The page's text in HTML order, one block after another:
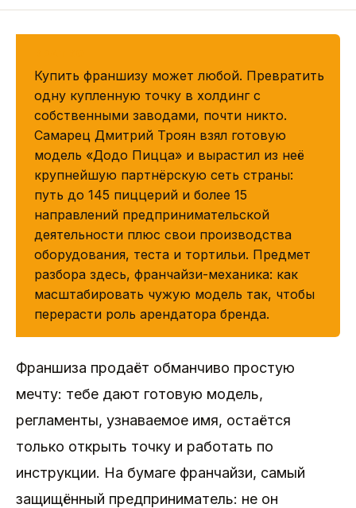
Купить франшизу может любой. Превратить
одну купленную точку в холдинг с
собственными заводами, почти никто.
Самарец Дмитрий Троян взял готовую
модель «Додо Пицца» и вырастил из неё
крупнейшую партнёрскую сеть страны:
путь до 145 пиццерий и более 15
направлений предпринимательской
деятельности плюс свои производства
оборудования, теста и тортильи. Предмет
разбора здесь, франчайзи-механика: как
масштабировать чужую модель так, чтобы
перерасти роль арендатора бренда.
Франшиза продаёт обманчиво простую
мечту: тебе дают готовую модель,
регламенты, узнаваемое имя, остаётся
только открыть точку и работать по
инструкции. На бумаге франчайзи, самый
защищённый предприниматель: не он